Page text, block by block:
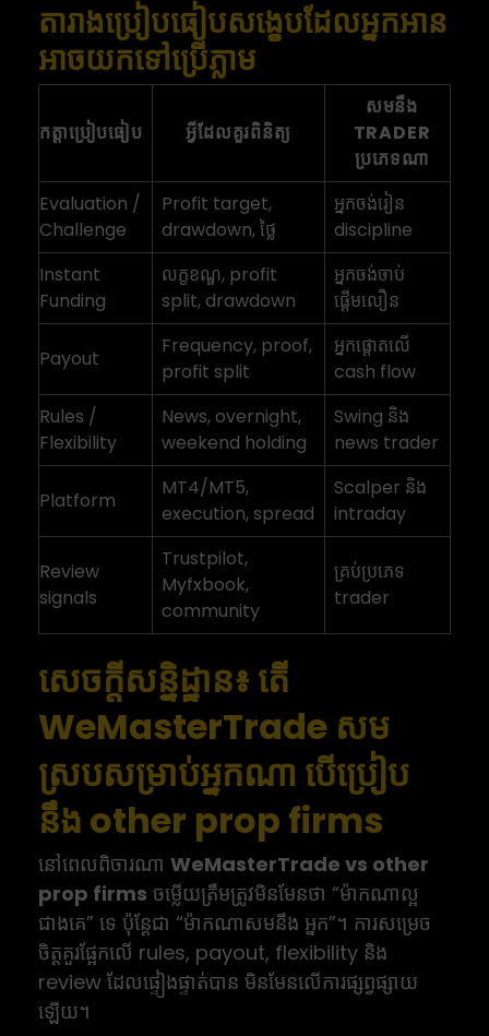
តារាងប្រៀបធៀបសង្ខេបដែលអ្នកអាន
អាចយកទៅប្រើភ្លាម
កត្តាប្រៀបធៀប អ្វីដែលគួរពិនិត្យ
សមនឹង
TRADER
ប្រភេទណា
Evaluation /
Challenge
Profit target,
drawdown, ថ្លៃ
អ្នកចង់រៀន
discipline
Instant
Funding
លក្ខខណ្ឌ, profit
split, drawdown
អ្នកចង់ចាប់
ផ្តើមលឿន
Payout
Frequency, proof,
profit split
អ្នកផ្តោតលើ
cash flow
Rules /
Flexibility
News, overnight,
weekend holding
Swing និង
news trader
Platform
MT4/MT5,
execution, spread
Scalper និង
intraday
Review
signals
Trustpilot,
Myfxbook,
community
គ្រប់ប្រភេទ
trader
សេចក្តីសន្និដ្ឋាន៖ តើ
WeMasterTrade សម
ស្របសម្រាប់អ្នកណា បើប្រៀប
នឹង other prop firms
នៅពេលពិចារណា WeMasterTrade vs other
prop firms ចម្លើយត្រឹមត្រូវមិនមែនថា “ម៉ាកណាល្អ
ជាងគេ” ទេ ប៉ុន្តែជា “ម៉ាកណាសមនឹង អ្នក”។ ការសម្រេច
ចិត្តគួរផ្អែកលើ rules, payout, flexibility និង
review ដែលផ្ទៀងផ្ទាត់បាន មិនមែនលើការផ្សព្វផ្សាយ
ឡើយ។